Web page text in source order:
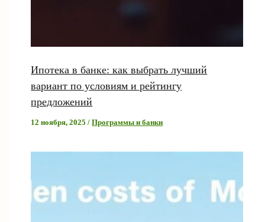
Ипотека в банке: как выбрать лучший
вариант по условиям и рейтингу
предложений
12 ноября, 2025/Программы и банки